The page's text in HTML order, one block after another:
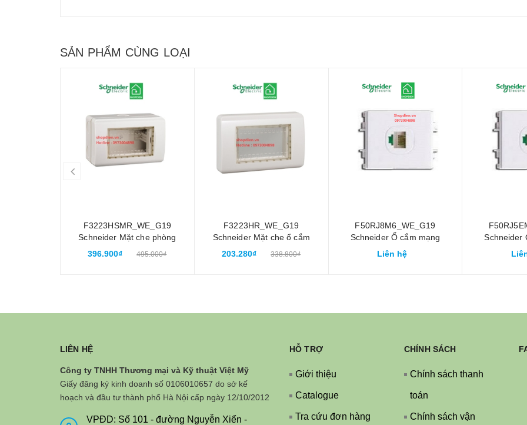
SẢN PHẨM CÙNG LOẠI
F3223HSMR_WE_G19
Schneider Mặt che phòng
chống thấm nước IP55
396.900₫ 495.000₫
F3223HR_WE_G19
Schneider Mặt che ổ cắm
chống thấm nước IP55
203.280₫ 338.800₫
F50RJ8M6_WE_G19
Schneider Ổ cắm mạng
cat6 S-FLEXI size M
Liên hệ
Schneider
cat5e S-
prev
LIÊN HỆ
Công ty TNHH Thương mại và Kỹ thuật Việt Mỹ
Giấy đăng ký kinh doanh số 0106010657 do sở kế
hoạch và đầu tư thành phố Hà Nội cấp ngày 12/10/2012
VPĐD: Số 101 - đường Nguyễn Xiển -
HỖ TRỢ
Giới thiệu
Catalogue
Tra cứu đơn hàng
CHÍNH SÁCH
Chính sách thanh
toán
Chính sách vận